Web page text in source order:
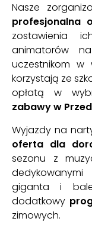
Nasze
profesjonalna
zostawienia
animatorów
uczestnikom
korzystają ze
opłatą w
zabawy w
Wyjazdy na
oferta dla
sezonu z
giganta i
dodatkowy
zimowych.